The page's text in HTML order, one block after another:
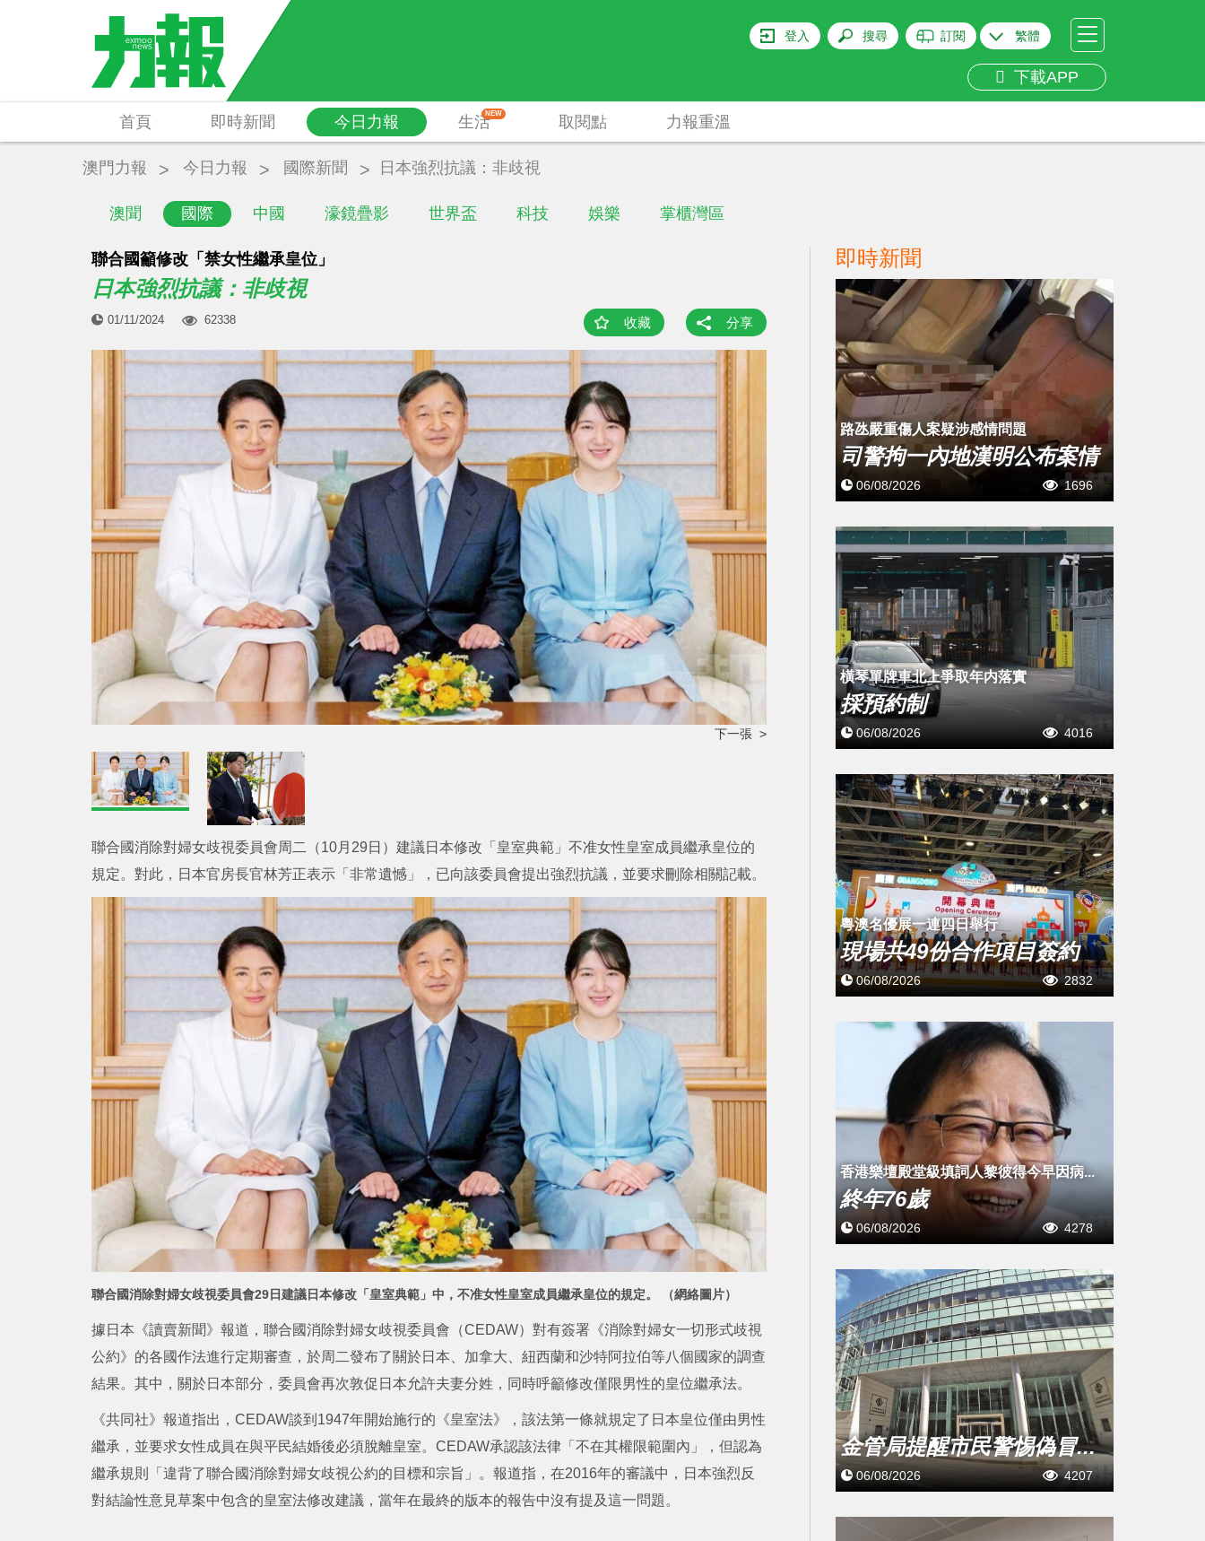
登入 搜尋 訂閱 繁體
下載APP
首頁 即時新聞 今日力報
澳聞 國際 中國 濠鏡疊影 世界盃 科技 娛樂 掌櫃灣區
生活NEW 取閱點 力報重溫
澳門力報 今日力報 國際新聞 日本強烈抗議：非歧視
聯合國籲修改「禁女性繼承皇位」
日本強烈抗議：非歧視
01/11/2024 62338 收藏 分享
下一張 >
聯合國消除對婦女歧視委員會周二（10月29日）建議日本修改「皇室典範」不准女性皇室成員繼承皇位的
規定。對此，日本官房長官林芳正表示「非常遺憾」，已向該委員會提出強烈抗議，並要求刪除相關記載。
聯合國消除對婦女歧視委員會29日建議日本修改「皇室典範」中，不准女性皇室成員繼承皇位的規定。 （網絡圖片）
據日本《讀賣新聞》報道，聯合國消除對婦女歧視委員會（CEDAW）對有簽署《消除對婦女一切形式歧視
公約》的各國作法進行定期審查，於周二發布了關於日本、加拿大、紐西蘭和沙特阿拉伯等八個國家的調查
結果。其中，關於日本部分，委員會再次敦促日本允許夫妻分姓，同時呼籲修改僅限男性的皇位繼承法。
《共同社》報道指出，CEDAW談到1947年開始施行的《皇室法》，該法第一條就規定了日本皇位僅由男性
繼承，並要求女性成員在與平民結婚後必須脫離皇室。CEDAW承認該法律「不在其權限範圍內」，但認為
繼承規則「違背了聯合國消除對婦女歧視公約的目標和宗旨」。報道指，在2016年的審議中，日本強烈反
對結論性意見草案中包含的皇室法修改建議，當年在最終的版本的報告中沒有提及這一問題。
即時新聞
​路氹嚴重傷人案疑涉感情問題
司警拘一內地漢明公布案情
06/08/2026 1696
橫琴單牌車北上爭取年内落實
採預約制
06/08/2026 4016
粵澳名優展一連四日舉行
現場共49份合作項目簽約
06/08/2026 2832
​香港樂壇殿堂級填詞人黎彼得今早因病...
終年76歲
06/08/2026 4278
金管局提醒市民警惕偽冒...
06/08/2026 4207